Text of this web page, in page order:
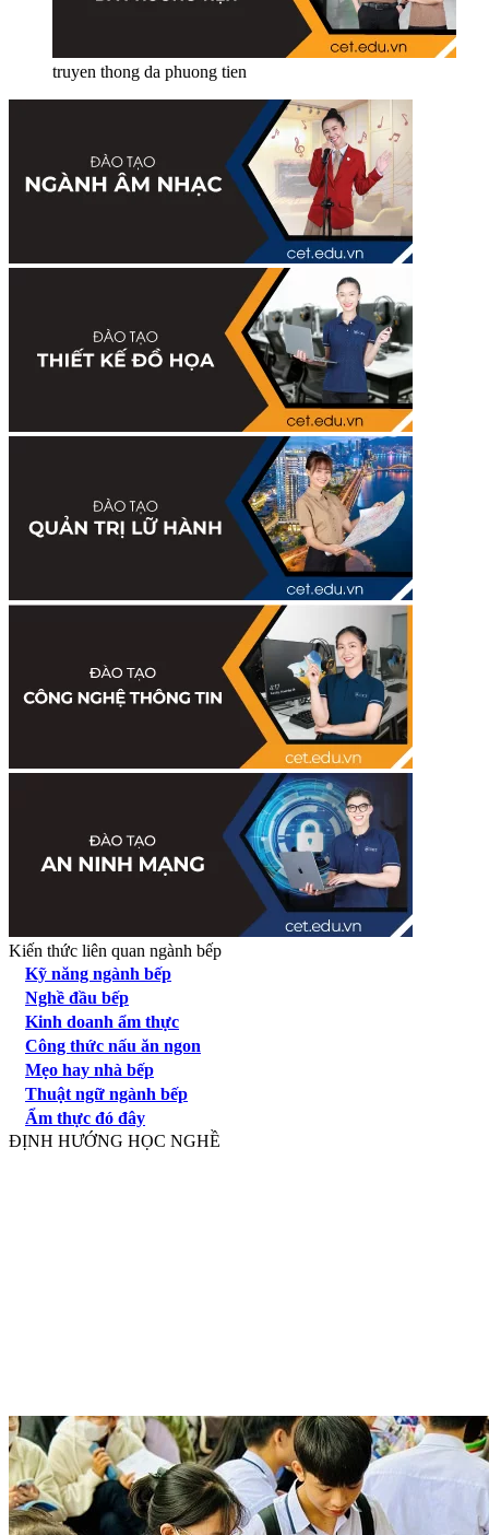
truyen thong da phuong tien
Kiến thức liên quan ngành bếp
Kỹ năng ngành bếp
Nghề đầu bếp
Kinh doanh ẩm thực
Công thức nấu ăn ngon
Mẹo hay nhà bếp
Thuật ngữ ngành bếp
Ẩm thực đó đây
ĐỊNH HƯỚNG HỌC NGHỀ